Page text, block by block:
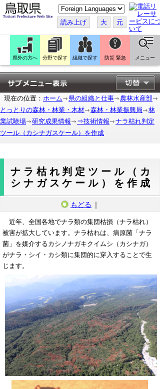
こ
の
ペ
ー
ジ
翻
訳
す
る
読み上げ 大 元
県外の方へ 分野で探す 組織で探す 防災 緊急 メニュー
現在の位置： ホーム 県の組織と仕事
農林水産部
とっとりの森林・林業・木材
森林・林業振興局
林
業試験場
研究成果情報 ⇒技術情報
ナラ枯れ判定
ツール（カシナガスケール）を作成
ナラ枯れ判定ツール（カ
シナガスケール）を作成
もどる ｜
近年、全国各地でナラ類の集団枯損（ナラ枯れ）
被害が拡大しています。ナラ枯れは、病原菌「ナラ
菌」を媒介するカシノナガキクイムシ（カシナガ）
がナラ・シイ・カシ類に集団的に穿入することで生
じます。